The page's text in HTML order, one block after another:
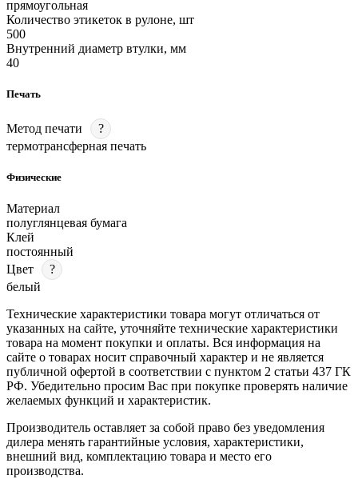
прямоугольная
Количество этикеток в рулоне, шт
500
Внутренний диаметр втулки, мм
40
Печать
Метод печати
?
термотрансферная печать
Физические
Материал
полуглянцевая бумага
Клей
постоянный
Цвет
?
белый
Технические характеристики товара могут отличаться от
указанных на сайте, уточняйте технические характеристики
товара на момент покупки и оплаты. Вся информация на
сайте о товарах носит справочный характер и не является
публичной офертой в соответствии с пунктом 2 статьи 437 ГК
РФ. Убедительно просим Вас при покупке проверять наличие
желаемых функций и характеристик.
Производитель оставляет за собой право без уведомления
дилера менять гарантийные условия, характеристики,
внешний вид, комплектацию товара и место его
производства.